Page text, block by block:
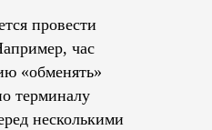
провести
час
«обменять»
терминалу
несколькими